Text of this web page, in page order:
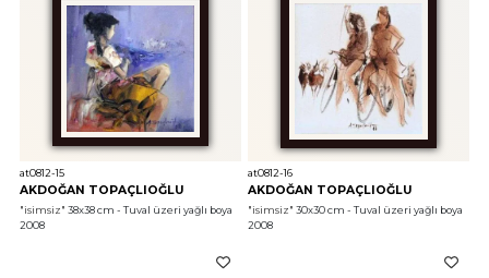
at0812-15
AKDOĞAN TOPAÇLIOĞLU
"isimsiz" 38x38 cm - Tuval üzeri yağlı boya
2008
at0812-16
AKDOĞAN TOPAÇLIOĞLU
"isimsiz" 30x30 cm - Tuval üzeri yağlı boya
2008